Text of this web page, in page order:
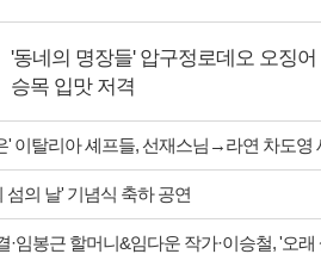
'동네의 명장들' 압구정로데오 오징
승목 입맛 저격
' 이탈리아 셰프들, 선재스님→라연 차도영
섬의 날' 기념식 축하 공연
·임봉근 할머니&임다운 작가·이승철, '오